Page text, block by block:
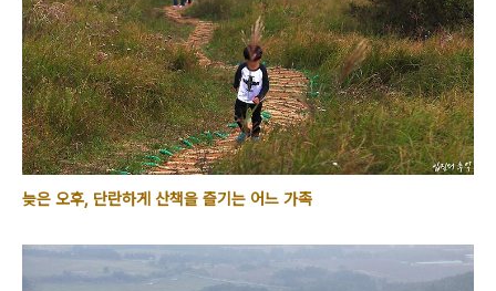
늦은 오후, 단란하게 산책을 즐기는 어느 가족